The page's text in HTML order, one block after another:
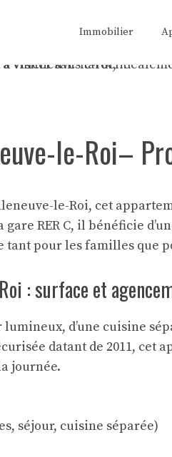
Immobilier
le-Roi–
le-Roi, cet
gare RER C, il bénéficie
pour les familles que
: surface et
lumineux, d’une cuisine
datant de 2011,
journée.
séjour, cuisine séparée)